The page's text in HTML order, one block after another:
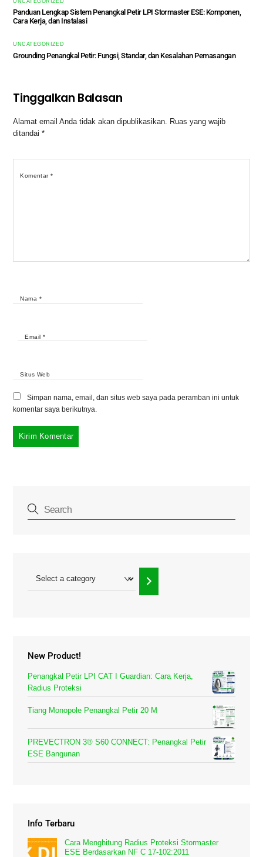
Panduan Lengkap Sistem Penangkal Petir LPI Stormaster ESE: Komponen,
Cara Kerja, dan Instalasi
UNCATEGORIZED
Grounding Penangkal Petir: Fungsi, Standar, dan Kesalahan Pemasangan
Tinggalkan Balasan
Alamat email Anda tidak akan dipublikasikan. Ruas yang wajib
ditandai*
Komentar*
Nama *
Email *
Situs Web
Simpan nama, email, dan situs web saya pada peramban ini untuk
komentar saya berikutnya.
New Product!
Penangkal Petir LPI CAT I Guardian: Cara Kerja,
Radius Proteksi
Tiang Monopole Penangkal Petir 20 M
PREVECTRON 3® S60 CONNECT: Penangkal Petir
ESE Bangunan
Info Terbaru
Cara Menghitung Radius Proteksi Stormaster
ESE Berdasarkan NF C 17-102:2011